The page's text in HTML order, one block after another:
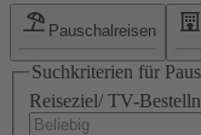
Pauschalreisen
Suchkriterien für
Reiseziel/ TV-